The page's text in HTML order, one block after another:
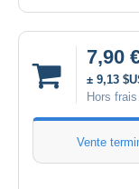
7,90
± 9,13
Hors
Vente